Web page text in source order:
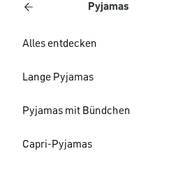
Pyjamas
Alles entdecken
Lange Pyjamas
Pyjamas mit Bündchen
Capri-Pyjamas